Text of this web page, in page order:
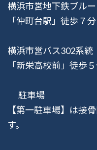
横浜市営地下鉄ブル
「仲町台駅」徒歩７分
横浜市営バス302系統
「新栄高校前」徒歩
駐車場
【第一駐車場】は接
す。